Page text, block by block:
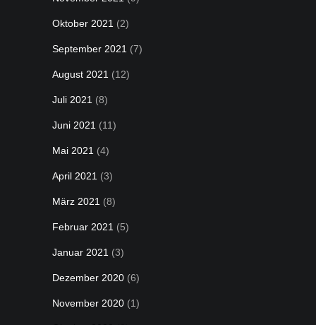
Oktober 2021 (2)
September 2021 (7)
August 2021 (12)
Juli 2021 (8)
Juni 2021 (11)
Mai 2021 (4)
April 2021 (3)
März 2021 (8)
Februar 2021 (5)
Januar 2021 (3)
Dezember 2020 (6)
November 2020 (1)